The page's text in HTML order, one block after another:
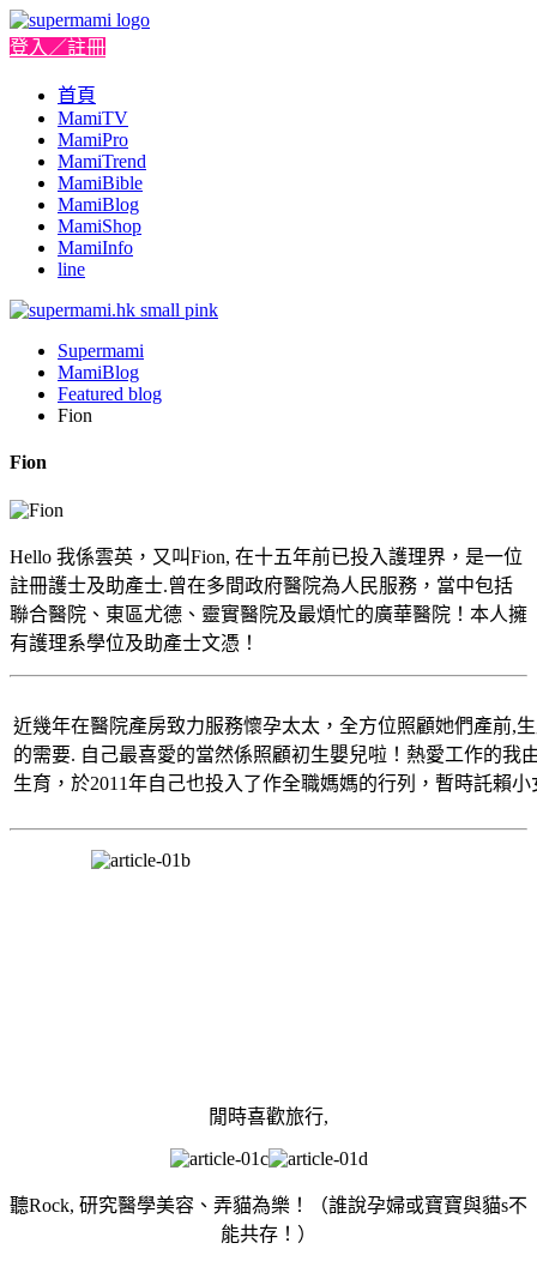
登入／註冊
首頁
MamiTV
MamiPro
MamiTrend
MamiBible
MamiBlog
MamiShop
MamiInfo
line
Supermami
MamiBlog
Featured blog
Fion
Fion
Hello 我係雲英，又叫Fion, 在十五年前已投入護理界，是一位
註冊護士及助產士.曾在多間政府醫院為人民服務，當中包括
聯合醫院、東區尤德、靈實醫院及最煩忙的廣華醫院！本人擁
有護理系學位及助產士文憑！
近幾年在醫院產房致力服務懷孕太太，全方位照顧她們產前,
的需要. 自己最喜愛的當然係照顧初生嬰兒啦！熱愛工作的我
生育，於2011年自己也投入了作全職媽媽的行列，暫時託賴
閒時喜歡旅行,
聽Rock, 研究醫學美容、弄貓為樂！（誰說孕婦或寶寶與貓s不
能共存！）